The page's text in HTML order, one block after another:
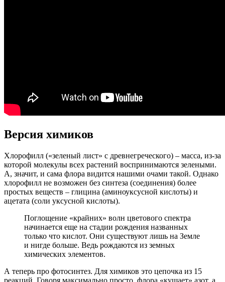
Версия химиков
Хлорофилл («зеленый лист» с древнегреческого) – масса, из-за
которой молекулы всех растений воспринимаются зелеными.
А, значит, и сама флора видится нашими очами такой. Однако
хлорофилл не возможен без синтеза (соединения) более
простых веществ – глицина (аминоуксусной кислоты) и
ацетата (соли уксусной кислоты).
Поглощение «крайних» волн цветового спектра
начинается еще на стадии рождения названных
только что кислот. Они существуют лишь на Земле
и нигде больше. Ведь рождаются из земных
химических элементов.
А теперь про фотосинтез. Для химиков это цепочка из 15